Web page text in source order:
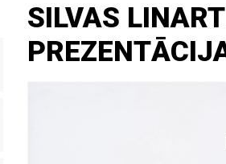
SILVAS